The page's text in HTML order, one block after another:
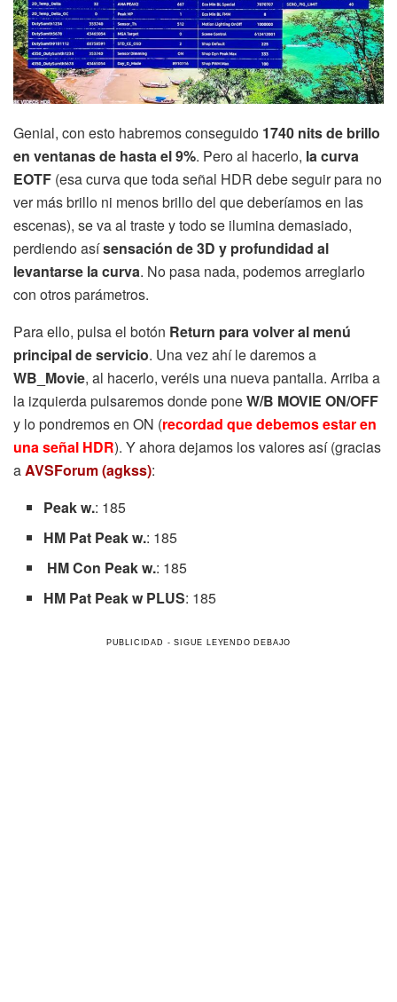
Genial, con esto habremos conseguido 1740 nits de brillo
en ventanas de hasta el 9%. Pero al hacerlo, la curva
EOTF (esa curva que toda señal HDR debe seguir para no
ver más brillo ni menos brillo del que deberíamos en las
escenas), se va al traste y todo se ilumina demasiado,
perdiendo asísensación de 3D y profundidad al
levantarse la curva. No pasa nada, podemos arreglarlo
con otros parámetros.
Para ello, pulsa el botón Return para volver al menú
principal de servicio. Una vez ahí le daremos a
WB_Movie, al hacerlo, veréis una nueva pantalla. Arriba a
la izquierda pulsaremos donde poneW/B MOVIE ON/OFF
y lo pondremos en ON (recordad que debemos estar en
una señal HDR). Y ahora dejamos los valores así (gracias
aAVSForum (agkss):
Peak w.: 185
HM Pat Peak w.: 185
HM Con Peak w.: 185
HM Pat Peak w PLUS: 185